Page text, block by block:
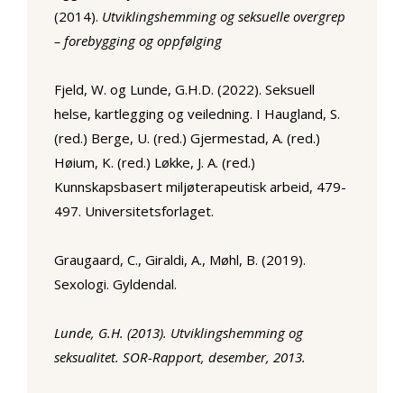
(2014). Utviklingshemming og seksuelle overgrep
– forebygging og oppfølging
Fjeld, W. og Lunde, G.H.D. (2022). Seksuell
helse, kartlegging og veiledning. I Haugland, S.
(red.) Berge, U. (red.) Gjermestad, A. (red.)
Høium, K. (red.) Løkke, J. A. (red.)
Kunnskapsbasert miljøterapeutisk arbeid, 479-
497. Universitetsforlaget.
Graugaard, C., Giraldi, A., Møhl, B. (2019).
Sexologi. Gyldendal.
Lunde, G.H. (2013). Utviklingshemming og
seksualitet. SOR-Rapport, desember, 2013.